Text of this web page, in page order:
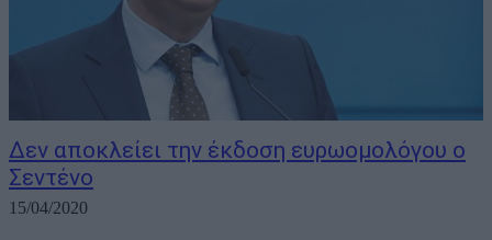
Δεν αποκλείει την έκδοση ευρωομολόγου ο
Σεντένο
15/04/2020